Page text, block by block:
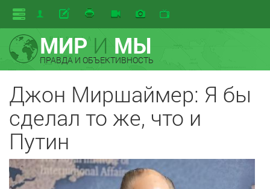
МИРИ МЫ
ПРАВДА И ОБЪЕКТИВНОСТЬ
Джон Миршаймер: Я бы
сделал то же, что и
Путин